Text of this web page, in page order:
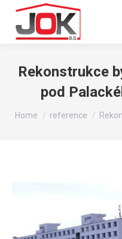
Rekonstrukce
pod
You are here:
Home reference